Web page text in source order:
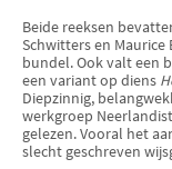
Beide reeksen
Schwit­ters en
bundel. Ook valt een
een variant op diens
Diepzinnig,
werkgroep
gelezen. Vooral het
slecht geschreven